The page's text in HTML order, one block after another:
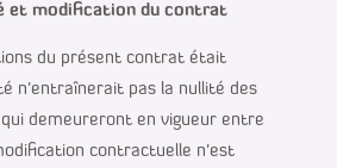
et modification du contrat
du présent contrat était
n’entraînerait pas la nullité des
demeureront en vigueur entre
contractuelle n’est